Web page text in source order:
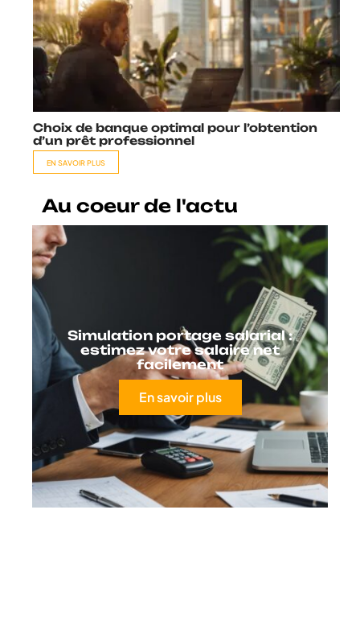
Choix de banque optimal pour l’obtention
d’un prêt professionnel
EN SAVOIR PLUS
Au coeur de l'actu
Simulation portage salarial :
estimez votre salaire net
facilement
En savoir plus